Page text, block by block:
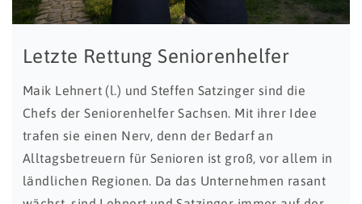
Letzte Rettung Seniorenhelfer
Maik Lehnert (l.) und Steffen Satzinger sind die
Chefs der Seniorenhelfer Sachsen. Mit ihrer Idee
trafen sie einen Nerv, denn der Bedarf an
Alltagsbetreuern für Senioren ist groß, vor allem in
ländlichen Regionen. Da das Unternehmen rasant